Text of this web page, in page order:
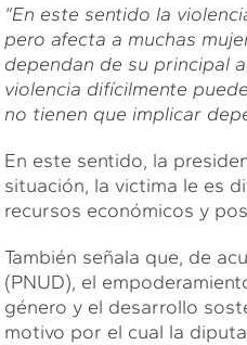
“En este sentido la
pero afecta a muchas
dependan de su principal
violencia difícilmente
no tienen que implicar
En este sentido, la
situación, la victima le es
recursos económicos y
También señala que, de
(PNUD), el
género y el desarrollo
motivo por el cual la